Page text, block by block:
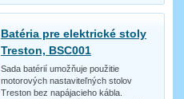
Batéria pre elektrické stoly
Treston, BSC001
Sada batérií umožňuje použitie
motorových nastaviteľných stolov
Treston bez napájacieho kábla.